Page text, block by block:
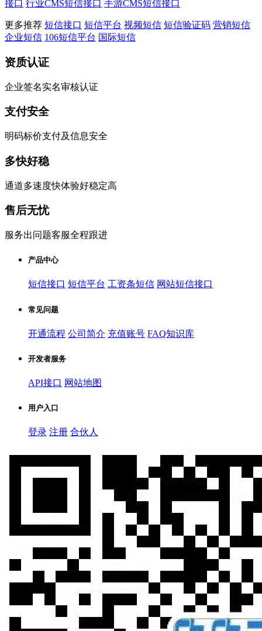
接口 行业CMS短信接口 手游CMS短信接口
更多推荐 短信接口 短信平台 视频短信 短信验证码 营销短信
企业短信 106短信平台 国际短信
资质认证
企业签名实名审核认证
支付安全
明码标价支付及信息安全
多快好稳
通道多速度快体验好稳定高
售后无忧
服务出问题客服全程跟进
产品中心
短信接口 短信平台 工资条短信 网站短信接口
常见问题
开通流程 公司简介 充值账号 FAQ知识库
开发者服务
API接口 网站地图
用户入口
登录 注册 合伙人